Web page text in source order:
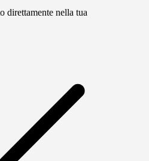
direttamente nella tua